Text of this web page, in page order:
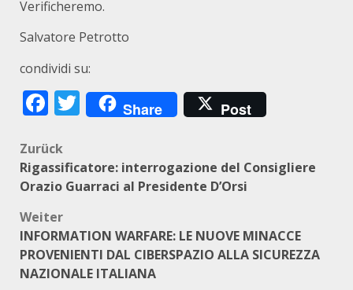
Verificheremo.
Salvatore Petrotto
condividi su:
Facebook
Twitter
Share Post
Beitragsnavigation
Zurück
Rigassificatore: interrogazione del Consigliere
Orazio Guarraci al Presidente D’Orsi
Weiter
INFORMATION WARFARE: LE NUOVE MINACCE
PROVENIENTI DAL CIBERSPAZIO ALLA SICUREZZA
NAZIONALE ITALIANA